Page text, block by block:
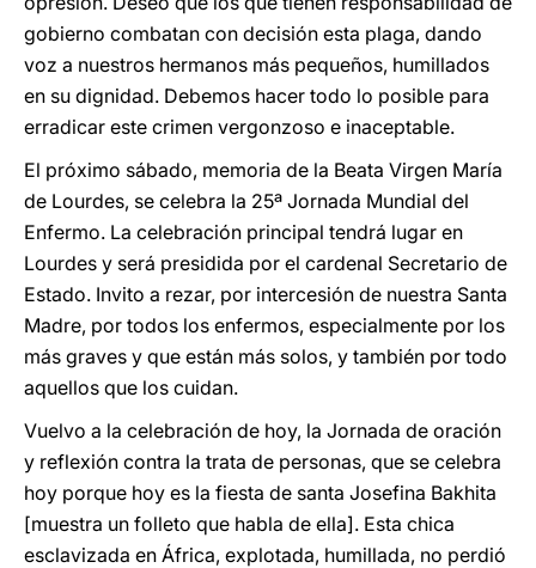
gobierno combatan con decisión esta plaga, dando
voz a nuestros hermanos más pequeños, humillados
en su dignidad. Debemos hacer todo lo posible para
erradicar este crimen vergonzoso e inaceptable.
El próximo sábado, memoria de la Beata Virgen María
de Lourdes, se celebra la 25ª Jornada Mundial del
Enfermo. La celebración principal tendrá lugar en
Lourdes y será presidida por el cardenal Secretario de
Estado. Invito a rezar, por intercesión de nuestra Santa
Madre, por todos los enfermos, especialmente por los
más graves y que están más solos, y también por todo
aquellos que los cuidan.
Vuelvo a la celebración de hoy, la Jornada de oración
y reflexión contra la trata de personas, que se celebra
hoy porque hoy es la fiesta de santa Josefina Bakhita
[muestra un folleto que habla de ella]. Esta chica
esclavizada en África, explotada, humillada, no perdió